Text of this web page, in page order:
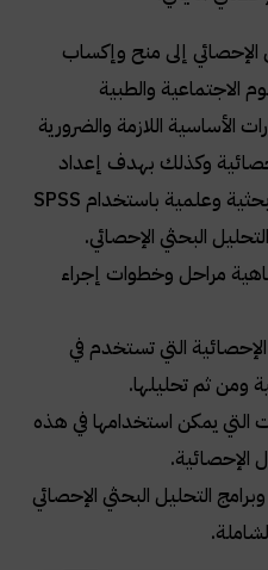
إلى منح وإكساب
الاجتماعية والطبية
الأساسية اللازمة والضرورية
وكذلك بهدف إعداد
وعلمية باستخدام SPSS
البحثي الإحصائي.
مراحل وخطوات إجراء
التي تستخدم في
ومن ثم تحليلها.
يمكن استخدامها في هذه
الإحصائية.
التحليل البحثي الإحصائي